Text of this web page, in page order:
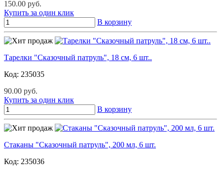
150.00 руб.
Купить за один клик
В корзину
Тарелки "Сказочный патруль", 18 см, 6 шт..
Код: 235035
90.00 руб.
Купить за один клик
В корзину
Стаканы "Сказочный патруль", 200 мл, 6 шт.
Код: 235036